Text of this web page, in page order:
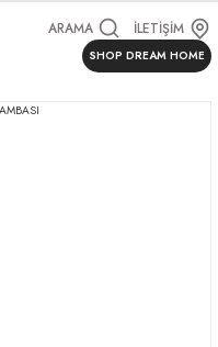
ARAMA İLETİŞİM
SHOP DREAM HOME